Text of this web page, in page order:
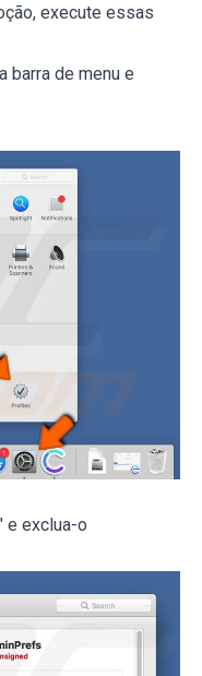
execute essas
barra de menu e
e exclua-o